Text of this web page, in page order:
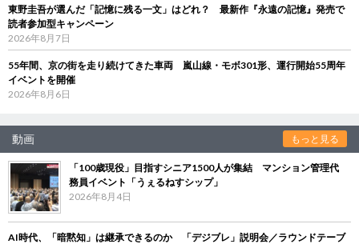
東野圭吾が選んだ「記憶に残る一文」はどれ？ 最新作『永遠の記憶』発売で
読者参加型キャンペーン
2026年8月7日
55年間、京の街を走り続けてきた車両 嵐山線・モボ301形、運行開始55周年
イベントを開催
2026年8月6日
動画 もっと見る
「100歳現役」目指すシニア1500人が集結 マンション管理代
務員イベント「うぇるねすシップ」
2026年8月4日
AI時代、「暗黙知」は継承できるのか 「デジブレ」説明会／ラウンドテーブ